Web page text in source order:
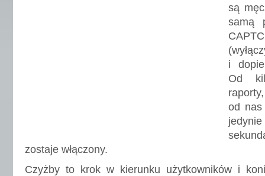
są
samą
i
Od
od nas
zostaje włączony.
Czyżby to krok w kierunku użytkowników i